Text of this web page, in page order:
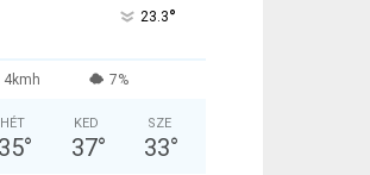
23.3°
4kmh 7%
HÉT
35°
KED
37°
SZE
33°